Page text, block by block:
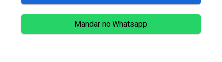
Mandar no Whatsapp